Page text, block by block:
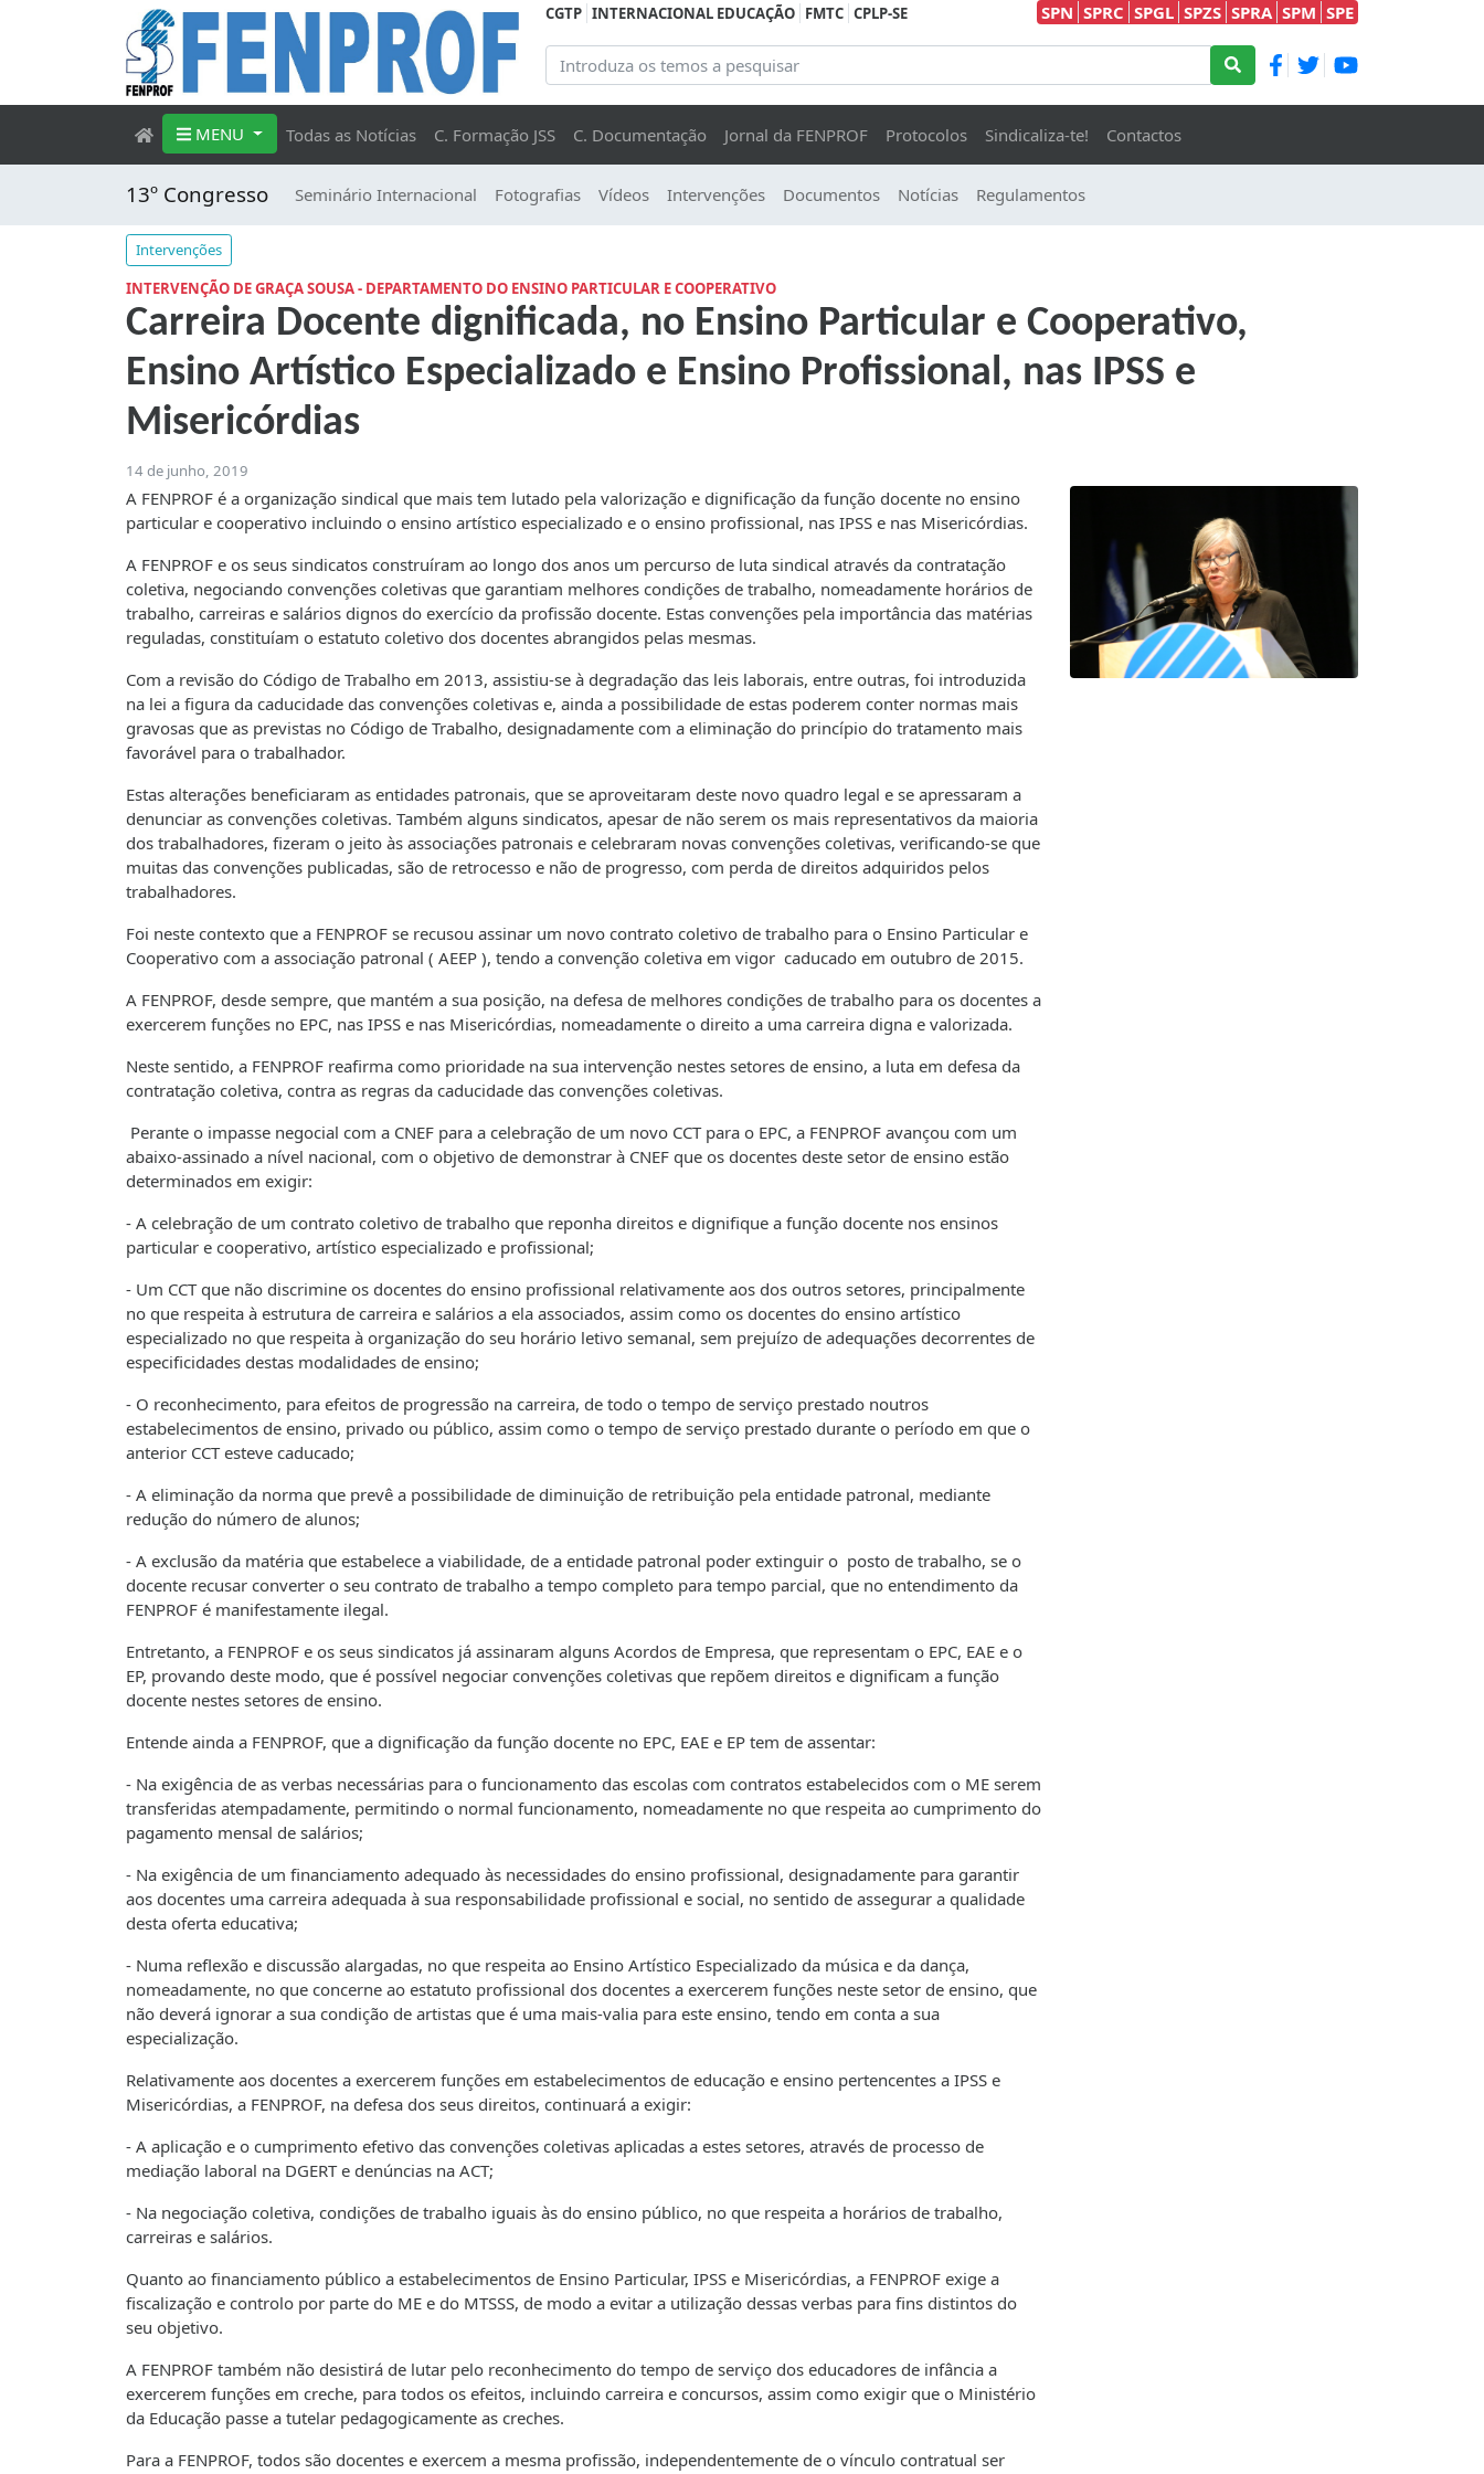
CGTP INTERNACIONAL EDUCAÇÃO FMTC CPLP-SE SPN SPRC SPGL SPZS SPRA SPM SPE
MENU Todas as Notícias C. Formação JSS C. Documentação Jornal da FENPROF Protocolos Sindicaliza-te! Contactos
13º Congresso Seminário Internacional Fotografias Vídeos Intervenções Documentos Notícias Regulamentos
Intervenções
INTERVENÇÃO DE GRAÇA SOUSA - DEPARTAMENTO DO ENSINO PARTICULAR E COOPERATIVO
Carreira Docente dignificada, no Ensino Particular e Cooperativo,
Ensino Artístico Especializado e Ensino Profissional, nas IPSS e
Misericórdias
14 de junho, 2019
A FENPROF é a organização sindical que mais tem lutado pela valorização e dignificação da função docente no ensino
particular e cooperativo incluindo o ensino artístico especializado e o ensino profissional, nas IPSS e nas Misericórdias.
A FENPROF e os seus sindicatos construíram ao longo dos anos um percurso de luta sindical através da contratação
coletiva, negociando convenções coletivas que garantiam melhores condições de trabalho, nomeadamente horários de
trabalho, carreiras e salários dignos do exercício da profissão docente. Estas convenções pela importância das matérias
reguladas, constituíam o estatuto coletivo dos docentes abrangidos pelas mesmas.
Com a revisão do Código de Trabalho em 2013, assistiu-se à degradação das leis laborais, entre outras, foi introduzida
na lei a figura da caducidade das convenções coletivas e, ainda a possibilidade de estas poderem conter normas mais
gravosas que as previstas no Código de Trabalho, designadamente com a eliminação do princípio do tratamento mais
favorável para o trabalhador.
Estas alterações beneficiaram as entidades patronais, que se aproveitaram deste novo quadro legal e se apressaram a
denunciar as convenções coletivas. Também alguns sindicatos, apesar de não serem os mais representativos da maioria
dos trabalhadores, fizeram o jeito às associações patronais e celebraram novas convenções coletivas, verificando-se que
muitas das convenções publicadas, são de retrocesso e não de progresso, com perda de direitos adquiridos pelos
trabalhadores.
Foi neste contexto que a FENPROF se recusou assinar um novo contrato coletivo de trabalho para o Ensino Particular e
Cooperativo com a associação patronal ( AEEP ), tendo a convenção coletiva em vigor caducado em outubro de 2015.
A FENPROF, desde sempre, que mantém a sua posição, na defesa de melhores condições de trabalho para os docentes a
exercerem funções no EPC, nas IPSS e nas Misericórdias, nomeadamente o direito a uma carreira digna e valorizada.
Neste sentido, a FENPROF reafirma como prioridade na sua intervenção nestes setores de ensino, a luta em defesa da
contratação coletiva, contra as regras da caducidade das convenções coletivas.
Perante o impasse negocial com a CNEF para a celebração de um novo CCT para o EPC, a FENPROF avançou com um
abaixo-assinado a nível nacional, com o objetivo de demonstrar à CNEF que os docentes deste setor de ensino estão
determinados em exigir:
- A celebração de um contrato coletivo de trabalho que reponha direitos e dignifique a função docente nos ensinos
particular e cooperativo, artístico especializado e profissional;
- Um CCT que não discrimine os docentes do ensino profissional relativamente aos dos outros setores, principalmente
no que respeita à estrutura de carreira e salários a ela associados, assim como os docentes do ensino artístico
especializado no que respeita à organização do seu horário letivo semanal, sem prejuízo de adequações decorrentes de
especificidades destas modalidades de ensino;
- O reconhecimento, para efeitos de progressão na carreira, de todo o tempo de serviço prestado noutros
estabelecimentos de ensino, privado ou público, assim como o tempo de serviço prestado durante o período em que o
anterior CCT esteve caducado;
- A eliminação da norma que prevê a possibilidade de diminuição de retribuição pela entidade patronal, mediante
redução do número de alunos;
- A exclusão da matéria que estabelece a viabilidade, de a entidade patronal poder extinguir o posto de trabalho, se o
docente recusar converter o seu contrato de trabalho a tempo completo para tempo parcial, que no entendimento da
FENPROF é manifestamente ilegal.
Entretanto, a FENPROF e os seus sindicatos já assinaram alguns Acordos de Empresa, que representam o EPC, EAE e o
EP, provando deste modo, que é possível negociar convenções coletivas que repõem direitos e dignificam a função
docente nestes setores de ensino.
Entende ainda a FENPROF, que a dignificação da função docente no EPC, EAE e EP tem de assentar:
- Na exigência de as verbas necessárias para o funcionamento das escolas com contratos estabelecidos com o ME serem
transferidas atempadamente, permitindo o normal funcionamento, nomeadamente no que respeita ao cumprimento do
pagamento mensal de salários;
- Na exigência de um financiamento adequado às necessidades do ensino profissional, designadamente para garantir
aos docentes uma carreira adequada à sua responsabilidade profissional e social, no sentido de assegurar a qualidade
desta oferta educativa;
- Numa reflexão e discussão alargadas, no que respeita ao Ensino Artístico Especializado da música e da dança,
nomeadamente, no que concerne ao estatuto profissional dos docentes a exercerem funções neste setor de ensino, que
não deverá ignorar a sua condição de artistas que é uma mais-valia para este ensino, tendo em conta a sua
especialização.
Relativamente aos docentes a exercerem funções em estabelecimentos de educação e ensino pertencentes a IPSS e
Misericórdias, a FENPROF, na defesa dos seus direitos, continuará a exigir:
- A aplicação e o cumprimento efetivo das convenções coletivas aplicadas a estes setores, através de processo de
mediação laboral na DGERT e denúncias na ACT;
- Na negociação coletiva, condições de trabalho iguais às do ensino público, no que respeita a horários de trabalho,
carreiras e salários.
Quanto ao financiamento público a estabelecimentos de Ensino Particular, IPSS e Misericórdias, a FENPROF exige a
fiscalização e controlo por parte do ME e do MTSSS, de modo a evitar a utilização dessas verbas para fins distintos do
seu objetivo.
A FENPROF também não desistirá de lutar pelo reconhecimento do tempo de serviço dos educadores de infância a
exercerem funções em creche, para todos os efeitos, incluindo carreira e concursos, assim como exigir que o Ministério
da Educação passe a tutelar pedagogicamente as creches.
Para a FENPROF, todos são docentes e exercem a mesma profissão, independentemente de o vínculo contratual ser